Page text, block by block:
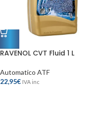
RAVENOL CVT Fluid 1 L
Automatico ATF
22,95€ IVA inc